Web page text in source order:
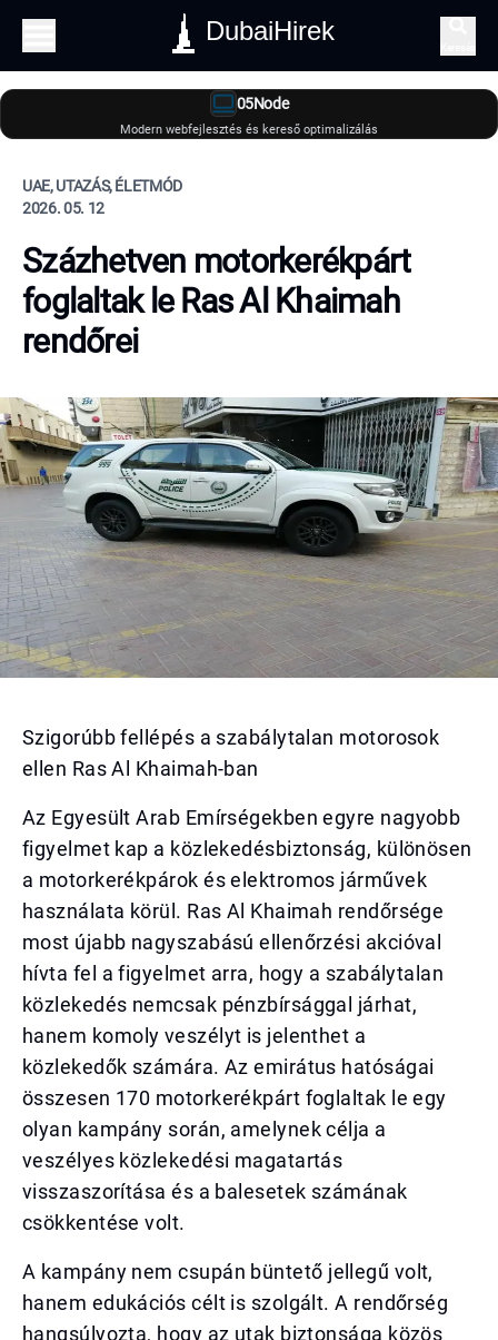
DubaiHirek
05Node
Modern webfejlesztés és kereső optimalizálás
UAE, UTAZÁS, ÉLETMÓD
2026. 05. 12
Százhetven motorkerékpárt
foglaltak le Ras Al Khaimah
rendőrei
Szigorúbb fellépés a szabálytalan motorosok
ellen Ras Al Khaimah-ban
Az Egyesült Arab Emírségekben egyre nagyobb
figyelmet kap a közlekedésbiztonság, különösen
a motorkerékpárok és elektromos járművek
használata körül. Ras Al Khaimah rendőrsége
most újabb nagyszabású ellenőrzési akcióval
hívta fel a figyelmet arra, hogy a szabálytalan
közlekedés nemcsak pénzbírsággal járhat,
hanem komoly veszélyt is jelenthet a
közlekedők számára. Az emirátus hatóságai
összesen 170 motorkerékpárt foglaltak le egy
olyan kampány során, amelynek célja a
veszélyes közlekedési magatartás
visszaszorítása és a balesetek számának
csökkentése volt.
A kampány nem csupán büntető jellegű volt,
hanem edukációs célt is szolgált. A rendőrség
hangsúlyozta, hogy az utak biztonsága közös